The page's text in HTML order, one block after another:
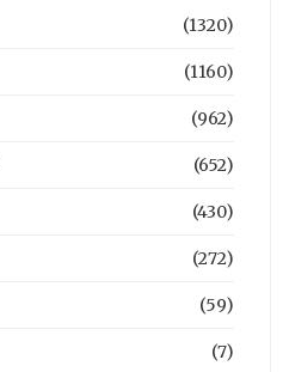
(1320)
(1160)
(962)
(652)
(430)
(272)
(59)
(7)